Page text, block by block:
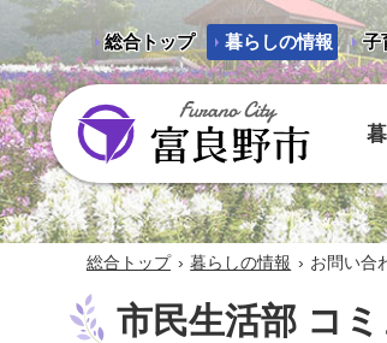
総合トップ 暮らしの情報 子
富良野市 - Frano City
総合トップ › 暮らしの情報 › お問い合
市民生活部 コ